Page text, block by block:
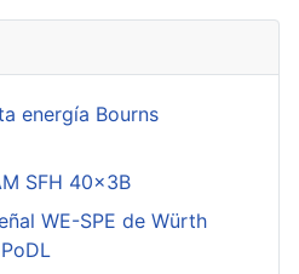
energía Bourns
SFH 40x3B
WE-SPE de Würth